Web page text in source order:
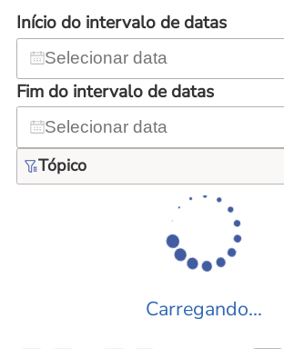
Início do intervalo de datas
Fim do intervalo de datas
Tópico
Carregando...